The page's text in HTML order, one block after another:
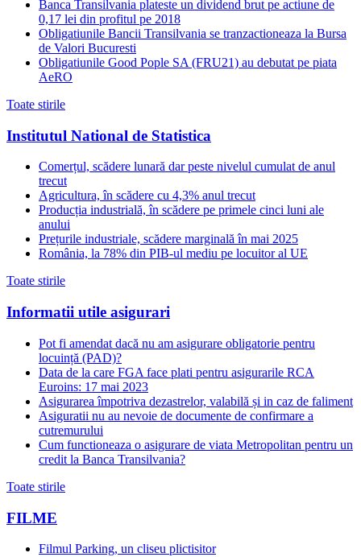
Banca Transilvania plateste un dividend brut pe actiune de
0,17 lei din profitul pe 2018
Obligatiunile Bancii Transilvania se tranzactioneaza la Bursa
de Valori Bucuresti
Obligatiunile Good Pople SA (FRU21) au debutat pe piata
AeRO
Toate stirile
Institutul National de Statistica
Comerțul, scădere lunară dar peste nivelul cumulat de anul
trecut
Agricultura, în scădere cu 4,3% anul trecut
Producția industrială, în scădere pe primele cinci luni ale
anului
Prețurile industriale, scădere marginală în mai 2025
România, la 78% din PIB-ul mediu pe locuitor al UE
Toate stirile
Informatii utile asigurari
Pot fi amendat dacă nu am asigurare obligatorie pentru
locuință (PAD)?
Data de la care FGA face plati pentru asigurarile RCA
Euroins: 17 mai 2023
Asigurarea împotriva dezastrelor, valabilă și in caz de faliment
Asiguratii nu au nevoie de documente de confirmare a
cutremurului
Cum functioneaza o asigurare de viata Metropolitan pentru un
credit la Banca Transilvania?
Toate stirile
FILME
Filmul Parking, un cliseu plictisitor